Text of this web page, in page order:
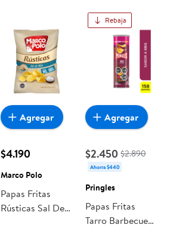
$4.190
Marco Polo
Papas Fritas
Rústicas Sal De
Agregar
Rebaja
$2.450 $2.890
Ahorra $440
Pringles
Papas Fritas
Tarro Barbecue
Agregar